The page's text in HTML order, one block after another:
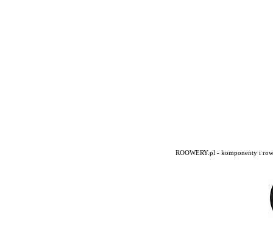
ROOWERY.pl - komponenty i